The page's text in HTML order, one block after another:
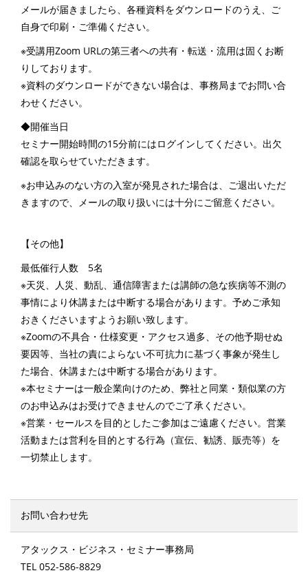
メールが届きましたら、各種資料をダウンロードのうえ、ご
自身で印刷・ご準備ください。
※受講用Zoom URLの第三者への共有・転送・流用は固くお断
りしております。
※資料のダウンロードができない場合は、事務局までお問い合
わせください。
◆開催当日
セミナー開始時間の15分前にはログインしてください。出欠
確認を取らせていただきます。
※お申込みのない方の入室が発見された場合は、ご退出いただ
きますので、メールの取り扱いには十分にご留意ください。
【その他】
最低催行人数 5名
※天災、人災、動乱、通信障害または講師の急な疾病等不測の
事情により休講または中断する場合があります。予めご承知
おきくださいますようお願い致します。
※Zoomの不具合・仕様変更・アクセス過多、その他予期せぬ
要因等、当社の責によらない不可抗力に基づく事象が発生し
た場合、休講または中断する場合があります。
※本セミナーは一般企業向けのため、弊社と同業・類似業の方
のお申込みはお受けできませんのでご了承ください。
※営業・セールスを目的としたご参加はご遠慮ください。営業
活動または営利を目的とする行為（宣伝、勧誘、販売等）を
一切禁止します。
お問い合わせ先
アタックス・ビジネス・セミナー事務局
TEL 052-586-8829